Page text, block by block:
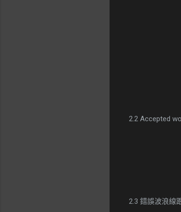
2.2 Accepted
2.3 錯誤波浪線